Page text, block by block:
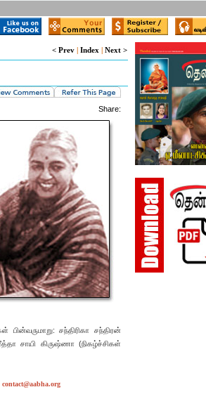
< Prev | Index | Next >
Share:
சந்திரிகா சந்திரன்
சாயி கிருஷ்ணா (நிகழ்ச்சிகள்
contact@aabha.org